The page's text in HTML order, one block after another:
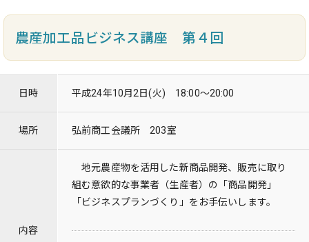
農産加工品ビジネス講座 第４回
日時 平成24年10月2日(火) 18:00～20:00
場所 弘前商工会議所 203室
内容
地元農産物を活用した新商品開発、販売に取り
組む意欲的な事業者（生産者）の「商品開発」
「ビジネスプランづくり」をお手伝いします。